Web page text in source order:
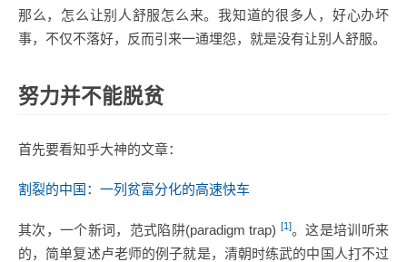
那么，怎么让别人舒服怎么来。我知道的很多人，好心办坏
事，不仅不落好，反而引来一通埋怨，就是没有让别人舒服。
努力并不能脱贫
首先要看知乎大神的文章：
割裂的中国：一列贫富分化的高速快车
其次，一个新词，范式陷阱(paradigm trap) [1]。这是培训听来
的，简单复述卢老师的例子就是，清朝时练武的中国人打不过